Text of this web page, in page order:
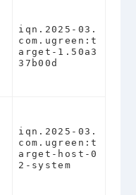
iqn.2025-03.
com.ugreen:t
arget-1.50a3
37b00d
iqn.2025-03.
com.ugreen:t
arget-host-0
2-system